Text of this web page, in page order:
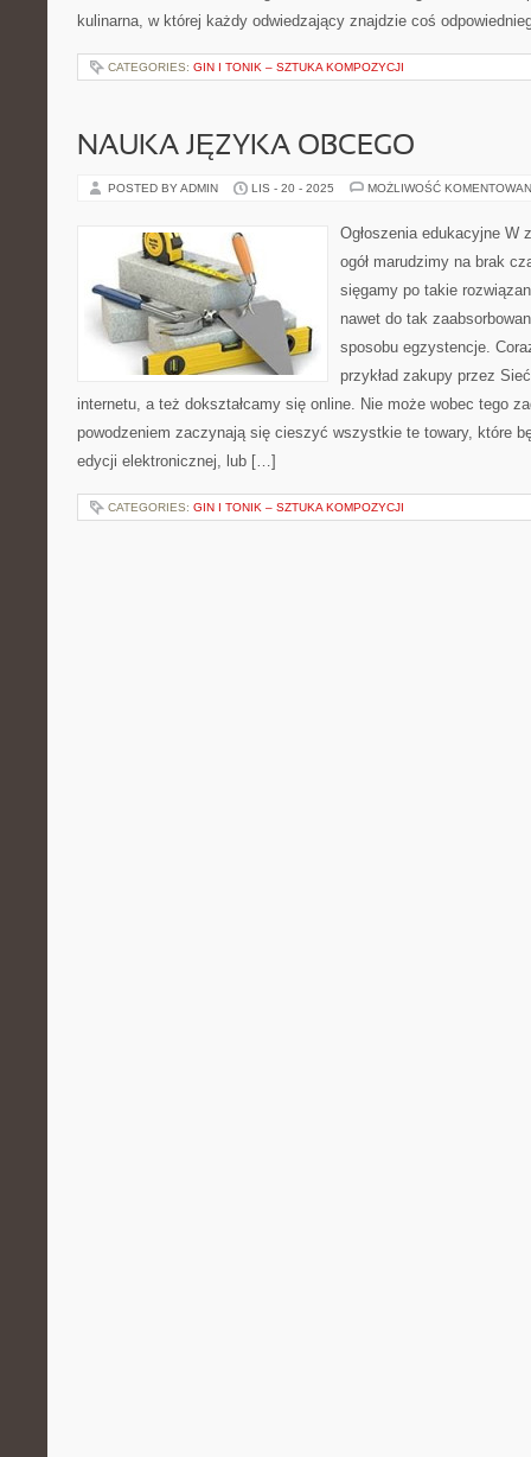
kulinarna, w której każdy odwiedzający znajdzie coś
CATEGORIES: GIN I TONIK – SZTUKA KOMPOZYCJI
NAUKA JĘZYKA OBCEGO
POSTED BY ADMIN LIS - 20 - 2025 MOŻLIWOŚĆ
Ogłoszenia edukacyjne W
ogół marudzimy na brak
sięgamy po takie
nawet do tak
sposobu egzystencje.
przykład zakupy przez
internetu, a też dokształcamy się online. Nie może wobec tego
powodzeniem zaczynają się cieszyć wszystkie te towary, które
edycji elektronicznej, lub […]
CATEGORIES: GIN I TONIK – SZTUKA KOMPOZYCJI